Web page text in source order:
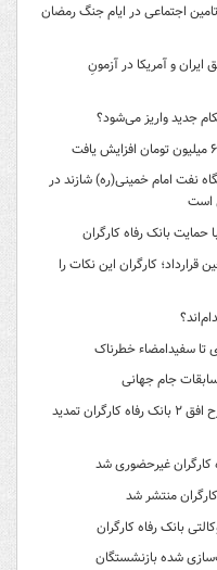
اجتماعی در ایام جنگ رمضان
ایران و آمریکا در آزمونِ
جدید واریز می‌شود؟
نفت امام خمینی(ره) شازند در
است
بانک رفاه کارگران
کارگران این نکات را
جام جهانی
مهلت افتتاح حساب و پرداخت تسهیلات در طرح افق ۲ بانک رفاه کارگران تمدید
غیرحضوری شد
منتشر شد
بانک رفاه کارگران
شده بازنشستگان